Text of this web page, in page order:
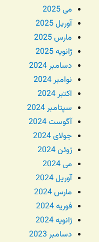
می 2025
آوریل 2025
مارس 2025
ژانویه 2025
دسامبر 2024
نوامبر 2024
اکتبر 2024
سپتامبر 2024
آگوست 2024
جولای 2024
ژوئن 2024
می 2024
آوریل 2024
مارس 2024
فوریه 2024
ژانویه 2024
دسامبر 2023